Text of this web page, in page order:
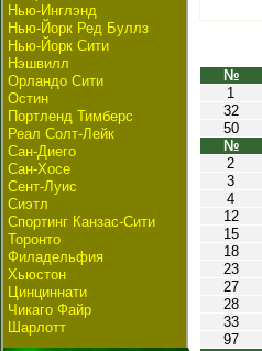
Нью-Инглэнд
Нью-Йорк Ред Буллз
Нью-Йорк Сити
Нэшвилл
Орландо Сити
Остин
Портленд Тимберс
Реал Солт-Лейк
Сан-Диего
Сан-Хосе
Сент-Луис
Сиэтл
Спортинг Канзас-Сити
Торонто
Филадельфия
Хьюстон
Цинциннати
Чикаго Файр
Шарлотт
№
1
32
50
№
2
3
4
12
15
18
23
27
28
33
97